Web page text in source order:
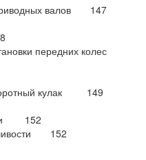
валов 147
передних колес
кулак 149
152
152